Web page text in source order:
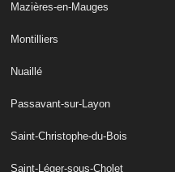
Mazières-en-Mauges
Montilliers
Nuaillé
Passavant-sur-Layon
Saint-Christophe-du-Bois
Saint-Léger-sous-Cholet